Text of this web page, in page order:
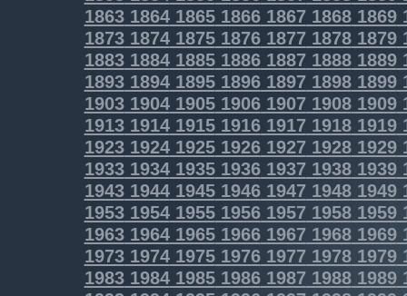
1863186418651866186718681869
1873187418751876187718781879
1883188418851886188718881889
1893189418951896189718981899
1903190419051906190719081909
1913191419151916191719181919
1923192419251926192719281929
1933193419351936193719381939
1943194419451946194719481949
1953195419551956195719581959
1963196419651966196719681969
19731974197519761977 19781979
19831984198519861987 19881989